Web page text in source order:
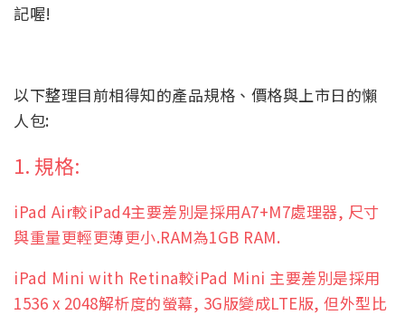
記喔!
以下整理目前相得知的產品規格、價格與上市日的懶
人包:
1. 規格:
iPad Air較iPad4主要差別是採用A7+M7處理器, 尺寸
與重量更輕更薄更小.RAM為1GB RAM.
iPad Mini with Retina較iPad Mini 主要差別是採用
1536 x 2048解析度的螢幕, 3G版變成LTE版, 但外型比